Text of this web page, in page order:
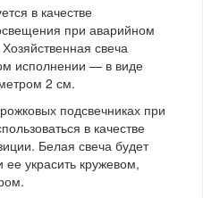
в качестве
при аварийном
свеча
исполнении — в виде
2 см.
подсвечниках при
в качестве
Белая свеча будет
ее украсить кружевом,